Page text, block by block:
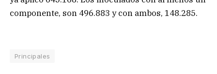
componente, son 496.883 y con ambos, 148.285.
Principales